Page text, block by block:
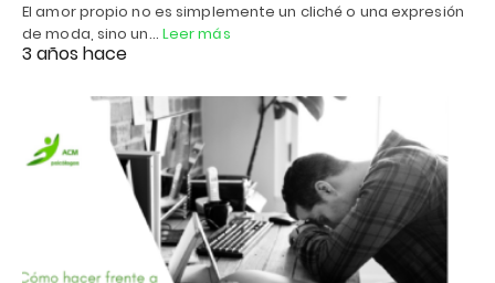
El amor propio no es simplemente un cliché o una expresión
de moda, sino un… Leer más
3 años hace